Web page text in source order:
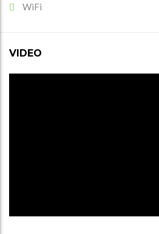
WiFi
VIDEO